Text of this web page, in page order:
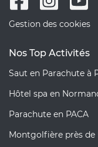
Gestion des cookies
Nos Top Activités
Saut en Parachute à
Hôtel spa en
Parachute en PACA
Montgolfière près de